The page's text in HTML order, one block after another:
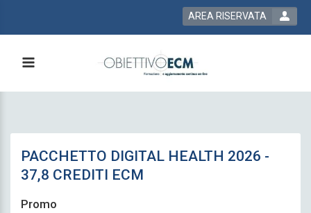
AREA RISERVATA
PACCHETTO DIGITAL HEALTH 2026 -
37,8 CREDITI ECM
Promo